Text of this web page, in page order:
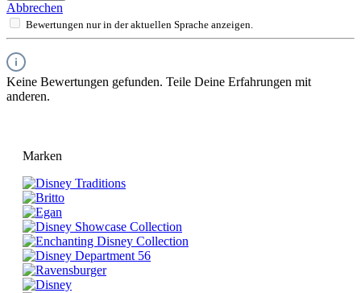
Abbrechen
Bewertungen nur in der aktuellen Sprache anzeigen.
Keine Bewertungen gefunden. Teile Deine Erfahrungen mit
anderen.
Marken